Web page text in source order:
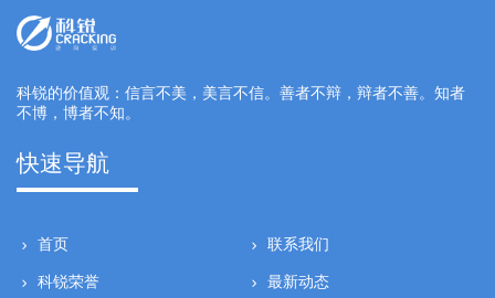
科锐的价值观：信言不美，美言不信。善者不辩，辩者不善。知者
不博，博者不知。
快速导航
首页
联系我们
科锐荣誉
最新动态